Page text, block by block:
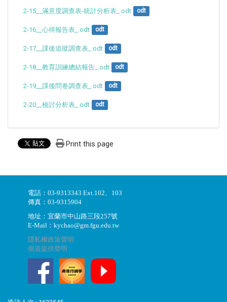
2-15__滿意度調查表-統計分析表_.odt odt
2-16__心得報告表_.odt odt
2-17__課後追蹤調查表_.odt odt
2-18__教育訓練總結報告_.odt odt
2-19__課後問卷調查表_.odt odt
2-20__檢討分析表_.odt odt
Print this page
電話：03-9313343 Ext.102、103
傳真：03-9315904
地址：宜蘭市中山路三段257號
E-Mail：kychao@gm.fgu.edu.tw
隱私權政策聲明
個資提供聲明